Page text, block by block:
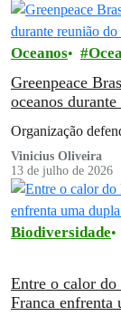
Oceanos
Greenpeace
oceanos
Organização
Vinicius Oliveira
13 de julho de 2026
Biodiversidade
Entre o calor
Franca enfrenta